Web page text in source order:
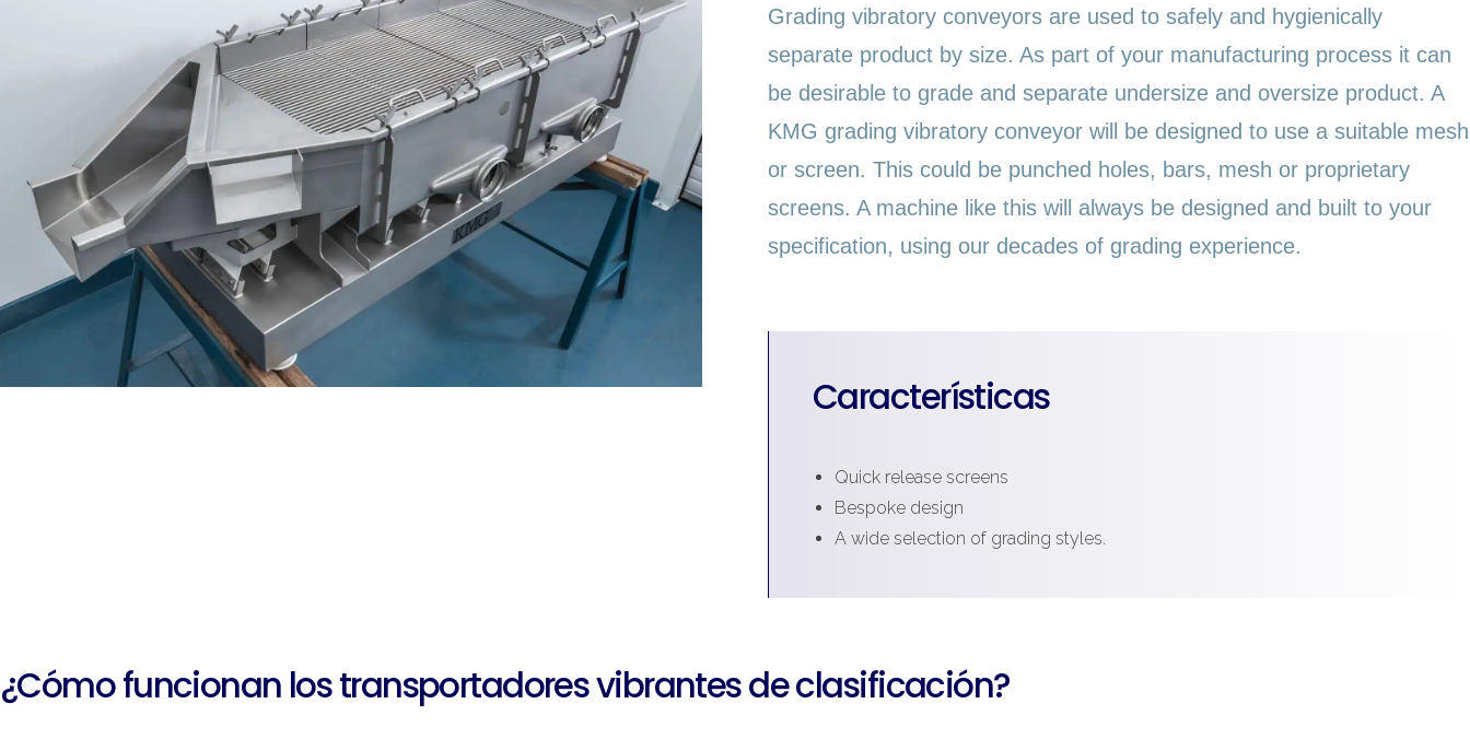
Grading vibratory conveyors are used to safely and hygienically
separate product by size. As part of your manufacturing process it can
be desirable to grade and separate undersize and oversize product. A
KMG grading vibratory conveyor will be designed to use a suitable mesh
or screen. This could be punched holes, bars, mesh or proprietary
screens. A machine like this will always be designed and built to your
specification, using our decades of grading experience.
Características
Quick release screens
Bespoke design
A wide selection of grading styles.
¿Cómo funcionan los transportadores vibrantes de clasificación?